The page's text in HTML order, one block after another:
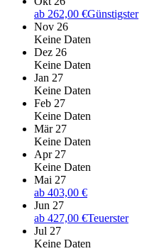
ab 262,00 €Günstigster
Nov 26
Keine Daten
Dez 26
Keine Daten
Jan 27
Keine Daten
Feb 27
Keine Daten
Mär 27
Keine Daten
Apr 27
Keine Daten
Mai 27
ab 403,00 €
Jun 27
ab 427,00 €Teuerster
Jul 27
Keine Daten